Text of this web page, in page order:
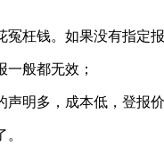
枉钱。如果没有指定
般都无效；
明多，成本低，登报价